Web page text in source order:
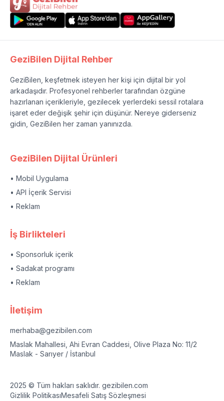
GeziBilen Dijital Rehber
GeziBilen, keşfetmek isteyen her kişi için dijital bir yol
arkadaşıdır. Profesyonel rehberler tarafından özgüne
hazırlanan içerikleriyle, gezilecek yerlerdeki sessil rotalara
işaret eder değişik şehir için düşünür. Nereye giderseniz
gidin, GeziBilen her zaman yanınızda.
GeziBilen Dijital Ürünleri
• Mobil Uygulama
• API İçerik Servisi
• Reklam
İş Birlikteleri
• Sponsorluk içerik
• Sadakat programı
• Reklam
İletişim
merhaba@gezibilen.com
Maslak Mahallesi, Ahi Evran Caddesi, Olive Plaza No: 11/2
Maslak - Sarıyer / İstanbul
2025 © Tüm hakları saklıdır. gezibilen.com
Gizlilik PolitikasıMesafeli Satış Sözleşmesi